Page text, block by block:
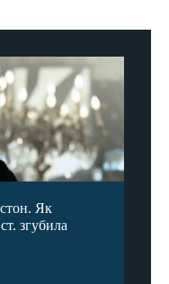
Як
згубила